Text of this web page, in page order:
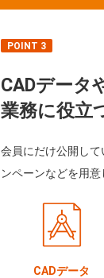
POINT 3
CADデータ
業務に役立
会員にだけ公開し
ンペーンなどを用意
CADデータ